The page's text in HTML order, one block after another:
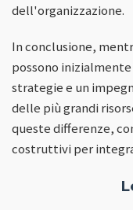
dell'organizzazione.
In conclusione,
possono
strategie e un
delle più grandi
queste differenze,
costruttivi per